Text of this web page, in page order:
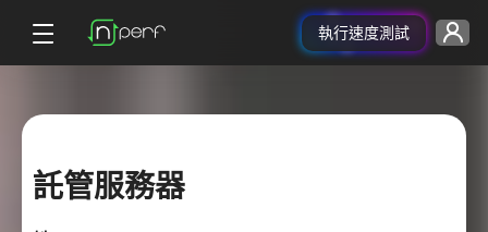
執行速度測試
託管服務器